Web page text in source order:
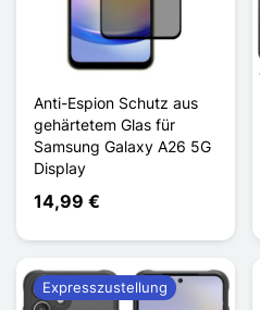
Anti-Espion Schutz aus
gehärtetem Glas für
Samsung Galaxy A26 5G
Display
14,99 €
Expresszustellung